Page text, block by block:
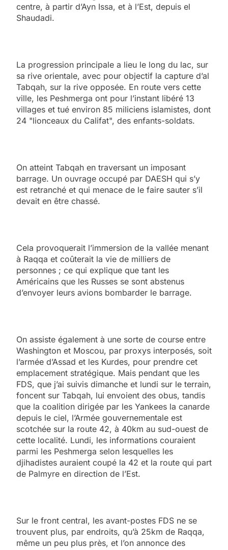
centre, à partir d’Ayn Issa, et à l’Est, depuis el
Shaudadi.
La progression principale a lieu le long du lac, sur
sa rive orientale, avec pour objectif la capture d’al
Tabqah, sur la rive opposée. En route vers cette
ville, les Peshmerga ont pour l’instant libéré 13
villages et tué environ 85 miliciens islamistes, dont
24 "lionceaux du Califat", des enfants-soldats.
On atteint Tabqah en traversant un imposant
barrage. Un ouvrage occupé par DAESH qui s’y
est retranché et qui menace de le faire sauter s’il
devait en être chassé.
Cela provoquerait l’immersion de la vallée menant
à Raqqa et coûterait la vie de milliers de
personnes ; ce qui explique que tant les
Américains que les Russes se sont abstenus
d’envoyer leurs avions bombarder le barrage.
On assiste également à une sorte de course entre
Washington et Moscou, par proxys interposés, soit
l’armée d’Assad et les Kurdes, pour prendre cet
emplacement stratégique. Mais pendant que les
FDS, que j’ai suivis dimanche et lundi sur le terrain,
foncent sur Tabqah, lui envoient des obus, tandis
que la coalition dirigée par les Yankees la canarde
depuis le ciel, l’Armée gouvernementale est
scotchée sur la route 42, à 40km au sud-ouest de
cette localité. Lundi, les informations couraient
parmi les Peshmerga selon lesquelles les
djihadistes auraient coupé la 42 et la route qui part
de Palmyre en direction de l’Est.
Sur le front central, les avant-postes FDS ne se
trouvent plus, par endroits, qu’à 25km de Raqqa,
même un peu plus près, et l’on annonce des